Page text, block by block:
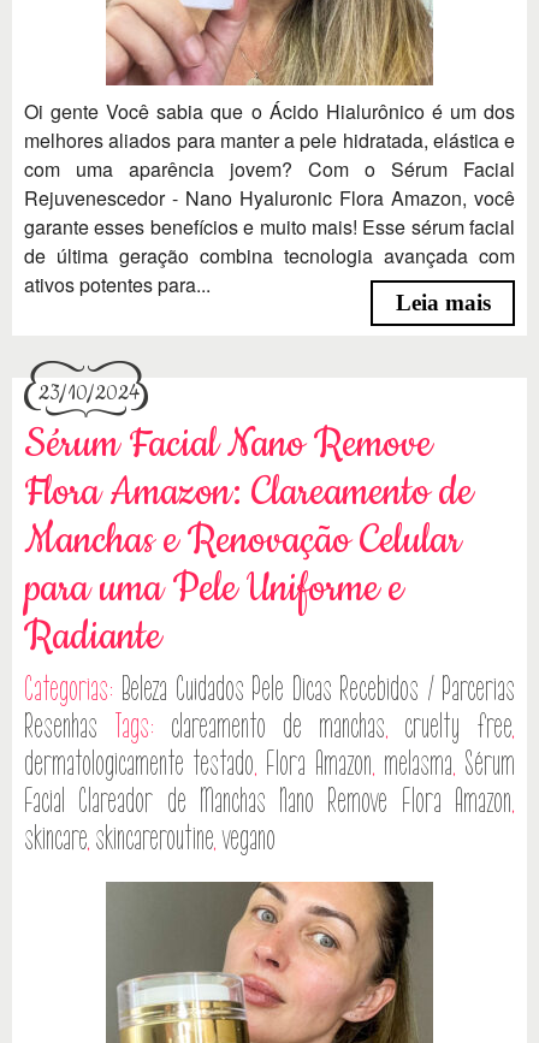
Oi gente Você sabia que o Ácido Hialurônico é um dos
melhores aliados para manter a pele hidratada, elástica e
com uma aparência jovem? Com o Sérum Facial
Rejuvenescedor - Nano Hyaluronic Flora Amazon, você
garante esses benefícios e muito mais! Esse sérum facial
de última geração combina tecnologia avançada com
ativos potentes para...
Leia mais
23/10/2024
Sérum Facial Nano Remove
Flora Amazon: Clareamento de
Manchas e Renovação Celular
para uma Pele Uniforme e
Radiante
Categorias: Beleza Cuidados Pele Dicas Recebidos / Parcerias
Resenhas Tags: clareamento de manchas, cruelty free,
dermatologicamente testado, Flora Amazon, melasma, Sérum
Facial Clareador de Manchas Nano Remove Flora Amazon,
skincare, skincareroutine,vegano